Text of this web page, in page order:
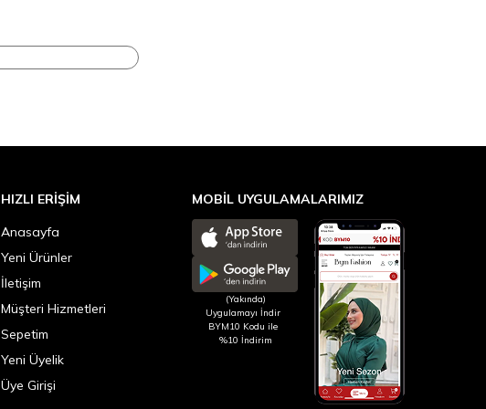
HIZLI ERIŞIM
Anasayfa
Yeni Ürünler
İletişim
Müşteri Hizmetleri
Sepetim
Yeni Üyelik
Üye Girişi
MOBİL UYGULAMALARIMIZ
(Yakında)
Uygulamayı İndir
BYM10 Kodu ile
%10 İndirim